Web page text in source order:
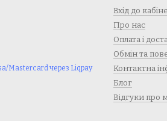
Вхід до
Про нас
Оплата і
Обмін та
Контактна
Блог
Відгуки про